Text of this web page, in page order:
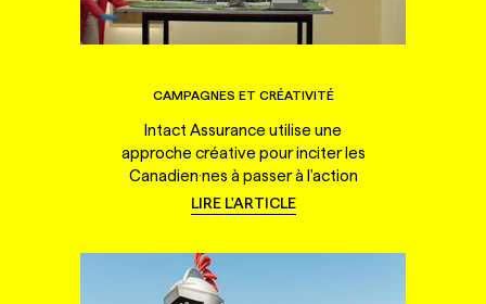
CAMPAGNES ET CRÉATIVITÉ
Intact Assurance utilise une
approche créative pour inciter les
Canadien·nes à passer à l'action
LIRE L'ARTICLE